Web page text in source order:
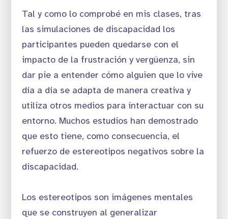
Tal y como lo comprobé en mis clases, tras
las simulaciones de discapacidad los
participantes pueden quedarse con el
impacto de la frustración y vergüenza, sin
dar pie a entender cómo alguien que lo vive
día a día se adapta de manera creativa y
utiliza otros medios para interactuar con su
entorno. Muchos estudios han demostrado
que esto tiene, como consecuencia, el
refuerzo de estereotipos negativos sobre la
discapacidad.
Los estereotipos son imágenes mentales
que se construyen al generalizar